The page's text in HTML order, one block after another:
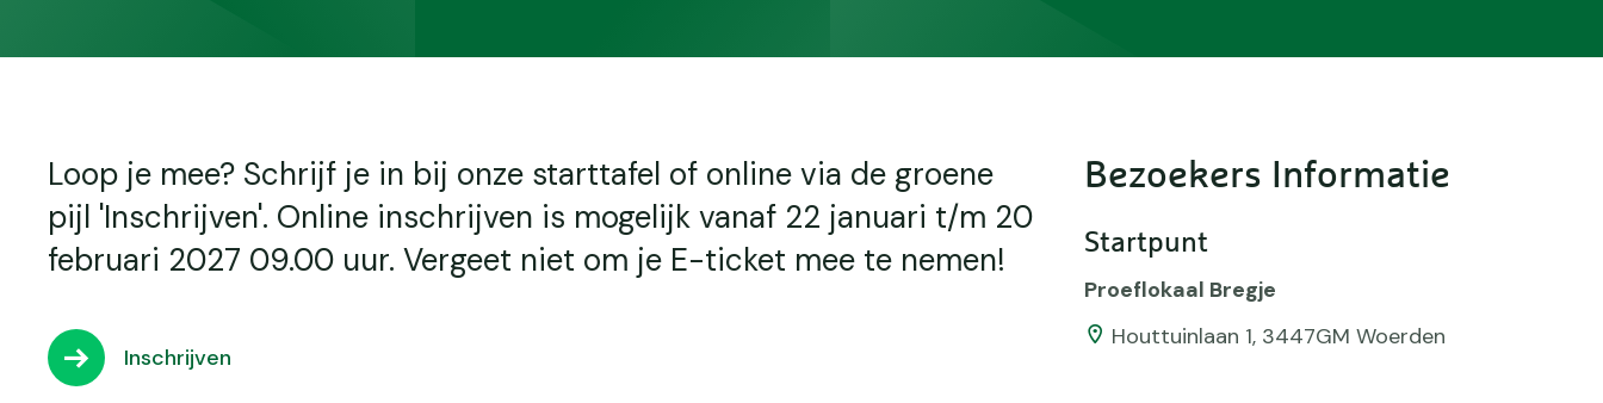
Loop je mee? Schrijf je in bij onze starttafel of online via de groene
pijl 'Inschrijven'. Online inschrijven is mogelijk vanaf 22 januari t/m 20
februari 2027 09.00 uur. Vergeet niet om je E-ticket mee te nemen!
Inschrijven
Bezoekers Informatie
Startpunt
Proeflokaal Bregje
Houttuinlaan 1, 3447GM Woerden